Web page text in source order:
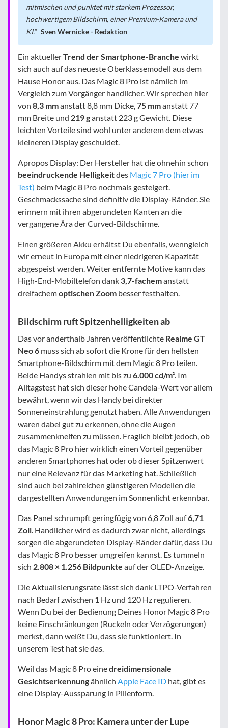
mitmischen und punktet mit starkem Prozessor,
hochwertigem Bildschirm, einer Premium-Kamera und
KI.
Sven Wernicke - Redaktion
Ein aktuellerTrend der Smartphone-Branche wirkt
sich auch auf das neueste Oberklassemodell aus dem
Hause Honor aus. Das Magic 8 Pro ist nämlich im
Vergleich zum Vorgänger handlicher. Wir sprechen hier
von 8,3 mmanstatt 8,8 mm Dicke,75 mmanstatt 77
mm Breite und 219 ganstatt 223 g Gewicht. Diese
leichten Vorteile sind wohl unter anderem dem etwas
kleineren Display geschuldet.
Apropos Display: Der Hersteller hat die ohnehin schon
beeindruckende Helligkeitdes Magic 7 Pro (hier im
Test) beim Magic 8 Pro nochmals gesteigert.
Geschmackssache sind definitiv die Display-Ränder. Sie
erinnern mit ihren abgerundeten Kanten an die
vergangene Ära der Curved-Bildschirme.
Einen größeren Akku erhältst Du ebenfalls, wenngleich
wir erneut in Europa mit einer niedrigeren Kapazität
abgespeist werden. Weiter entfernte Motive kann das
High-End-Mobiltelefon dank 3,7-fachemanstatt
dreifachemoptischen Zoom besser festhalten.
Bildschirm ruft Spitzenhelligkeiten ab
Das vor anderthalb Jahren veröffentlichte Realme GT
Neo 6 muss sich ab sofort die Krone für den hellsten
Smartphone-Bildschirm mit dem Magic 8 Pro teilen.
Beide Handys strahlen mit bis zu 6.000 cd/m². Im
Alltagstest hat sich dieser hohe Candela-Wert vor allem
bewährt, wenn wir das Handy bei direkter
Sonneneinstrahlung genutzt haben. Alle Anwendungen
waren dabei gut zu erkennen, ohne die Augen
zusammenkneifen zu müssen. Fraglich bleibt jedoch, ob
das Magic 8 Pro hier wirklich einen Vorteil gegenüber
anderen Smartphones hat oder ob dieser Spitzenwert
nur eine Relevanz für das Marketing hat. Schließlich
sind auch bei zahlreichen günstigeren Modellen die
dargestellten Anwendungen im Sonnenlicht erkennbar.
Das Panel schrumpft geringfügig von 6,8 Zoll auf6,71
Zoll. Handlicher wird es dadurch zwar nicht, allerdings
sorgen die abgerundeten Display-Ränder dafür, dass Du
das Magic 8 Pro besser umgreifen kannst. Es tummeln
sich 2.808 × 1.256 Bildpunkte auf der OLED-Anzeige.
Die Aktualisierungsrate lässt sich dank LTPO-Verfahren
nach Bedarf zwischen 1 Hz und 120 Hz regulieren.
Wenn Du bei der Bedienung Deines Honor Magic 8 Pro
keine Einschränkungen (Ruckeln oder Verzögerungen)
merkst, dann weißt Du, dass sie funktioniert. In
unserem Test hat sie das.
Weil das Magic 8 Pro einedreidimensionale
Gesichtserkennungähnlich Apple Face ID hat, gibt es
eine Display-Aussparung in Pillenform.
Honor Magic 8 Pro: Kamera unter der Lupe